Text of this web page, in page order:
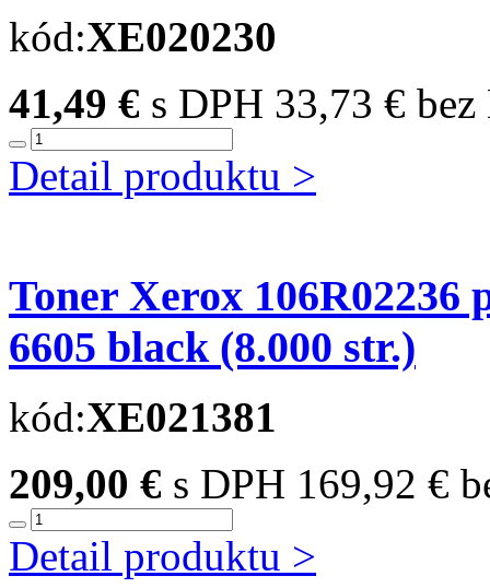
kód:XE020230
41,49 € s DPH 33,73 € bez
Detail produktu >
Toner Xerox 106R02236
6605 black (8.000 str.)
kód:XE021381
209,00 € s DPH 169,92 €
Detail produktu >